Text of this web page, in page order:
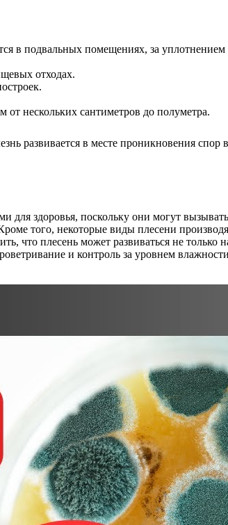
в подвальных помещениях, за
отходах.
нескольких сантиметров до полуметра.
развивается в месте проникновения спор
здоровья, поскольку они могут
того, некоторые виды плесени
что плесень может развиваться не только
и контроль за уровнем